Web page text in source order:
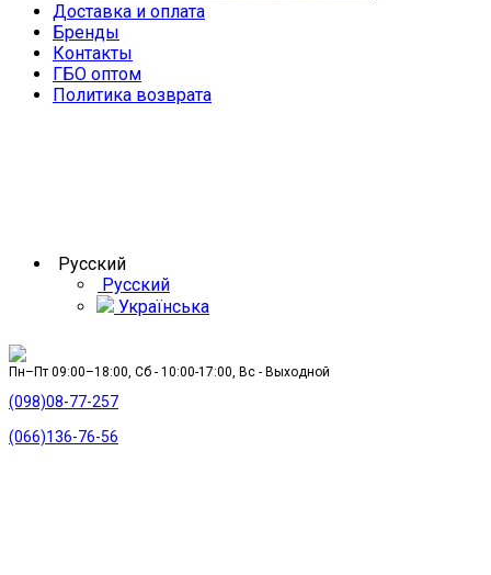
Доставка и оплата
Бренды
Контакты
ГБО оптом
Политика возврата
Русский
Русский
Українська
Пн–Пт 09:00–18:00, Сб - 10:00-17:00, Вс - Выходной
(098)08-77-257
(066)136-76-56